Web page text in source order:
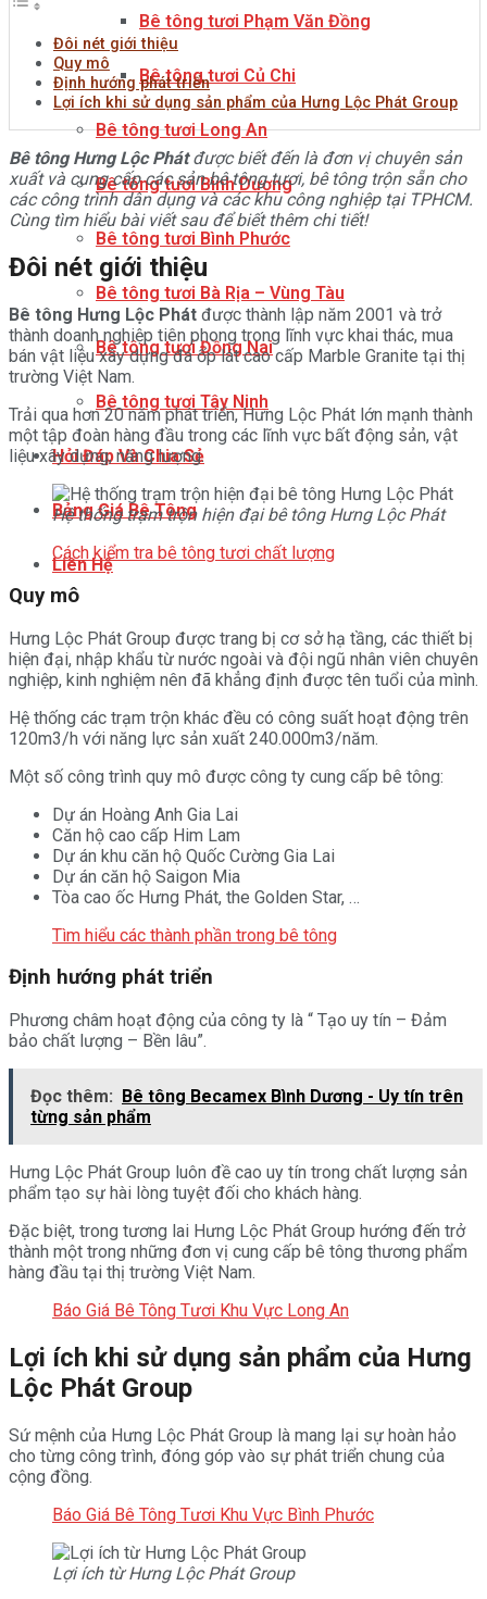
Bê tông tươi Phạm Văn Đồng
Bê tông tươi Củ Chi
Bê tông tươi Long An
Bê tông tươi Bình Dương
Bê tông tươi Bình Phước
Bê tông tươi Bà Rịa – Vùng Tàu
Bê tông tươi Đồng Nai
Bê tông tươi Tây Ninh
Hỏi Đáp Và Chia Sẻ
Bảng Giá Bê Tông
Liên Hệ
Đôi nét giới thiệu
Quy mô
Định hướng phát triển
Lợi ích khi sử dụng sản phẩm của Hưng Lộc Phát Group
Bê tông Hưng Lộc Phátđược biết đến là đơn vị chuyên sản
xuất và cung cấp các sản bê tông tươi, bê tông trộn sẵn cho
các công trình dân dụng và các khu công nghiệp tại TPHCM.
Cùng tìm hiểu bài viết sau để biết thêm chi tiết!
Đôi nét giới thiệu
Bê tông Hưng Lộc Phát được thành lập năm 2001 và trở
thành doanh nghiệp tiên phong trong lĩnh vực khai thác, mua
bán vật liệu xây dựng đá ốp lát cao cấp Marble Granite tại thị
trường Việt Nam.
Trải qua hơn 20 năm phát triển, Hưng Lộc Phát lớn mạnh thành
một tập đoàn hàng đầu trong các lĩnh vực bất động sản, vật
liệu xây dựng, năng lượng.
Hệ thống trạm trộn hiện đại bê tông Hưng Lộc Phát
Cách kiểm tra bê tông tươi chất lượng
Quy mô
Hưng Lộc Phát Group được trang bị cơ sở hạ tầng, các thiết bị
hiện đại, nhập khẩu từ nước ngoài và đội ngũ nhân viên chuyên
nghiệp, kinh nghiệm nên đã khẳng định được tên tuổi của mình.
Hệ thống các trạm trộn khác đều có công suất hoạt động trên
120m3/h với năng lực sản xuất 240.000m3/năm.
Một số công trình quy mô được công ty cung cấp bê tông:
Dự án Hoàng Anh Gia Lai
Căn hộ cao cấp Him Lam
Dự án khu căn hộ Quốc Cường Gia Lai
Dự án căn hộ Saigon Mia
Tòa cao ốc Hưng Phát, the Golden Star, …
Tìm hiểu các thành phần trong bê tông
Định hướng phát triển
Phương châm hoạt động của công ty là “ Tạo uy tín – Đảm
bảo chất lượng – Bền lâu”.
Đọc thêm: Bê tông Becamex Bình Dương - Uy tín trên
từng sản phẩm
Hưng Lộc Phát Group luôn đề cao uy tín trong chất lượng sản
phẩm tạo sự hài lòng tuyệt đối cho khách hàng.
Đặc biệt, trong tương lai Hưng Lộc Phát Group hướng đến trở
thành một trong những đơn vị cung cấp bê tông thương phẩm
hàng đầu tại thị trường Việt Nam.
Báo Giá Bê Tông Tươi Khu Vực Long An
Lợi ích khi sử dụng sản phẩm của Hưng
Lộc Phát Group
Sứ mệnh của Hưng Lộc Phát Group là mang lại sự hoàn hảo
cho từng công trình, đóng góp vào sự phát triển chung của
cộng đồng.
Báo Giá Bê Tông Tươi Khu Vực Bình Phước
Lợi ích từ Hưng Lộc Phát Group